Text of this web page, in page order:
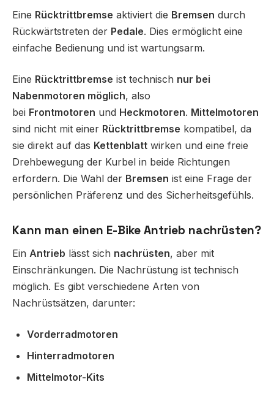
Eine Rücktrittbremse aktiviert die Bremsen durch
Rückwärtstreten der Pedale. Dies ermöglicht eine
einfache Bedienung und ist wartungsarm.
Eine Rücktrittbremse ist technisch nur bei
Nabenmotoren möglich, also
bei Frontmotoren und Heckmotoren. Mittelmotoren
sind nicht mit einer Rücktrittbremse kompatibel, da
sie direkt auf das Kettenblatt wirken und eine freie
Drehbewegung der Kurbel in beide Richtungen
erfordern. Die Wahl der Bremsen ist eine Frage der
persönlichen Präferenz und des Sicherheitsgefühls.
Kann man einen E-Bike Antrieb nachrüsten?
Ein Antrieb lässt sich nachrüsten, aber mit
Einschränkungen. Die Nachrüstung ist technisch
möglich. Es gibt verschiedene Arten von
Nachrüstsätzen, darunter:
Vorderradmotoren
Hinterradmotoren
Mittelmotor-Kits